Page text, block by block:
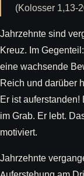
(Kolosser 1,13-
Jahrzehnte sind
Kreuz. Im
eine wachsende
Reich und darüber
Er ist
im Grab. Er lebt.
motiviert.
Jahrzehnte